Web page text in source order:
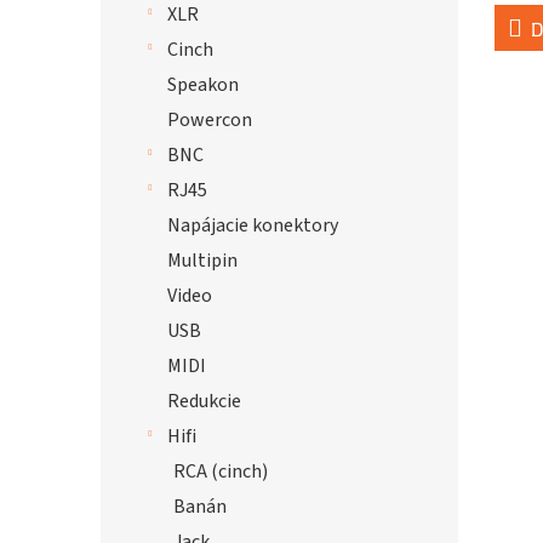
XLR
Cinch
Speakon
Powercon
BNC
RJ45
Napájacie konektory
Multipin
Video
USB
MIDI
Redukcie
Hifi
RCA (cinch)
Banán